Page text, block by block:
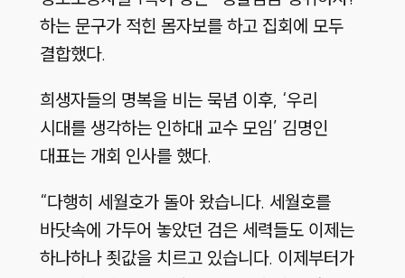
하는 문구가 적힌 몸자보를 하고 집회에 모두
결합했다.
희생자들의 명복을 비는 묵념 이후, ‘우리
시대를 생각하는 인하대 교수 모임’ 김명인
대표는 개회 인사를 했다.
“다행히 세월호가 돌아 왔습니다. 세월호를
바닷속에 가두어 놓았던 검은 세력들도 이제는
하나하나 죗값을 치르고 있습니다. 이제부터가